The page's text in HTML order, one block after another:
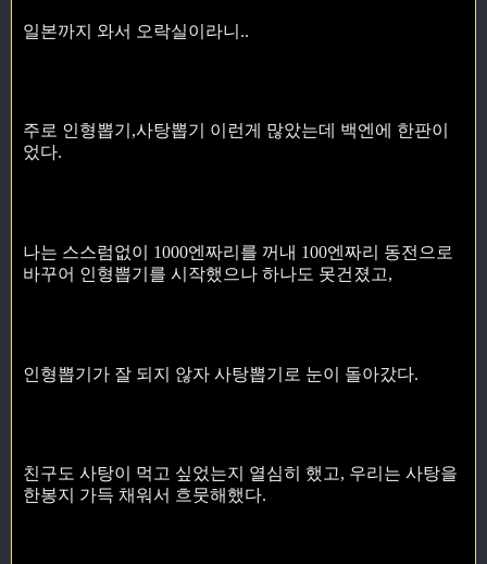
일본까지 와서 오락실이라니..
주로 인형뽑기,사탕뽑기 이런게 많았는데 백엔에 한판이
었다.
나는 스스럼없이 1000엔짜리를 꺼내 100엔짜리 동전으로
바꾸어 인형뽑기를 시작했으나 하나도 못건졌고,
인형뽑기가 잘 되지 않자 사탕뽑기로 눈이 돌아갔다.
친구도 사탕이 먹고 싶었는지 열심히 했고, 우리는 사탕을
한봉지 가득 채워서 흐뭇해했다.